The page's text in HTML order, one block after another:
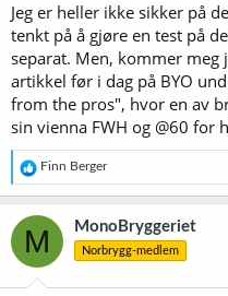
Jeg er heller ikke sikker på
tenkt på å gjøre en test på
separat. Men, kommer
artikkel før i dag på BYO
from the pros", hvor en av
sin vienna FWH og @60
R
e
a
k
s
j
o
Finn Berger
M MonoBryggeriet
Norbrygg-medlem